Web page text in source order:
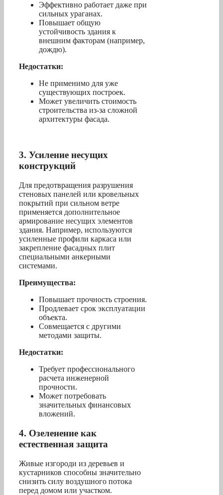
Эффективно работает даже при
сильных ураганах.
Повышает общую
устойчивость здания к
внешним факторам (например,
дождю).
Недостатки:
Не применимо для уже
существующих построек.
Может увеличить стоимость
строительства из-за сложной
архитектуры фасада.
3. Усиление несущих
конструкций
Для предотвращения разрушения
стеновых панелей или кровельных
покрытий при сильном ветре
применяется дополнительное
армирование несущих элементов
здания. Например, используются
усиленные профили каркаса или
закрепление фасадных плит
специальными анкерными
системами.
Преимущества:
Повышает прочность строения.
Продлевает срок эксплуатации
объекта.
Совмещается с другими
методами защиты.
Недостатки:
Требует профессионального
расчета инженерной
прочности.
Может потребовать
значительных финансовых
вложений.
4. Озеленение как
естественная защита
Живые изгороди из деревьев и
кустарников способны значительно
снизить силу воздушного потока
перед домом или участком.